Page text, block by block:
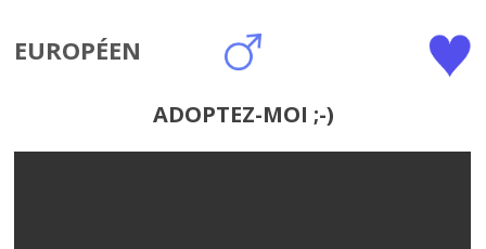
EUROPÉEN
ADOPTEZ-MOI ;-)